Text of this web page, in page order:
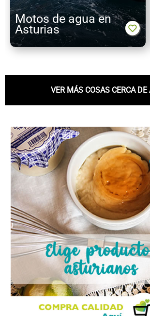
Motos de agua en
Asturias
VER MÁS COSAS CERCA DE